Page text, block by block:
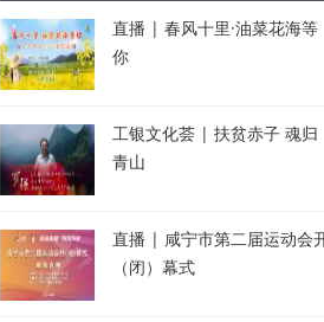
直播 | 春风十里·油菜花海等
你
工银文化荟 | 扶贫赤子 魂归
青山
直播 | 咸宁市第二届运动会
（闭）幕式